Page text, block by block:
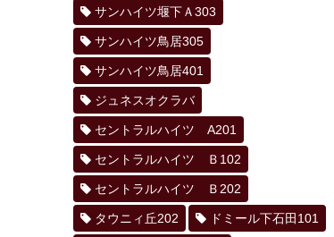
サンハイツ堰下Ａ303
サンハイツ鳥居305
サンハイツ鳥居401
ジュネスオクラバ
セントラルハイツ A201
セントラルハイツ Ｂ102
セントラルハイツ Ｂ202
タウニィ丘202 ドミール下石田101